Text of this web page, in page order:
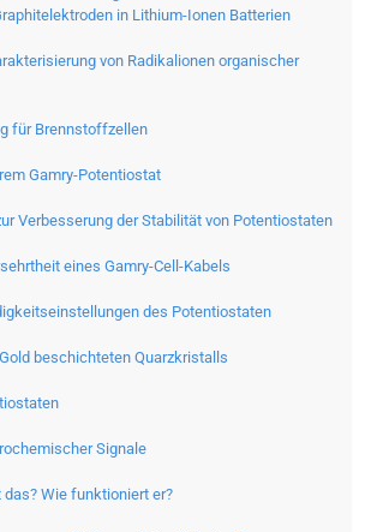
in Lithium-Ionen Batterien
von Radikalionen organischer
für Brennstoffzellen
Gamry-Potentiostat
Verbesserung der Stabilität von Potentiostaten
eines Gamry-Cell-Kabels
des Potentiostaten
beschichteten Quarzkristalls
Signale
das? Wie funktioniert er?